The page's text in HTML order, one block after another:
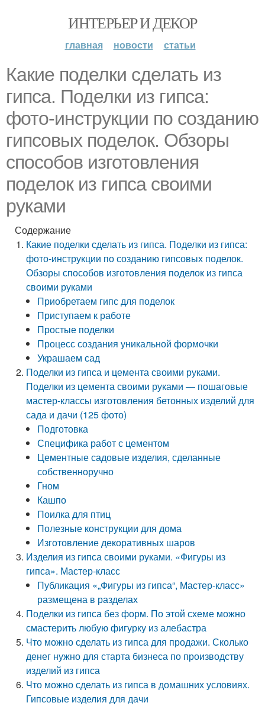
ИНТЕРЬЕР И ДЕКОР
главная новости статьи
Какие поделки сделать из
гипса. Поделки из гипса:
фото-инструкции по созданию
гипсовых поделок. Обзоры
способов изготовления
поделок из гипса своими
руками
Содержание
Какие поделки сделать из гипса. Поделки из гипса:
фото-инструкции по созданию гипсовых поделок.
Обзоры способов изготовления поделок из гипса
своими руками
Приобретаем гипс для поделок
Приступаем к работе
Простые поделки
Процесс создания уникальной формочки
Украшаем сад
Поделки из гипса и цемента своими руками.
Поделки из цемента своими руками — пошаговые
мастер-классы изготовления бетонных изделий для
сада и дачи (125 фото)
Подготовка
Специфика работ с цементом
Цементные садовые изделия, сделанные
собственноручно
Гном
Кашпо
Поилка для птиц
Полезные конструкции для дома
Изготовление декоративных шаров
Изделия из гипса своими руками. «Фигуры из
гипса». Мастер-класс
Публикация «„Фигуры из гипса“, Мастер-класс»
размещена в разделах
Поделки из гипса без форм. По этой схеме можно
смастерить любую фигурку из алебастра
Что можно сделать из гипса для продажи. Сколько
денег нужно для старта бизнеса по производству
изделий из гипса
Что можно сделать из гипса в домашних условиях.
Гипсовые изделия для дачи